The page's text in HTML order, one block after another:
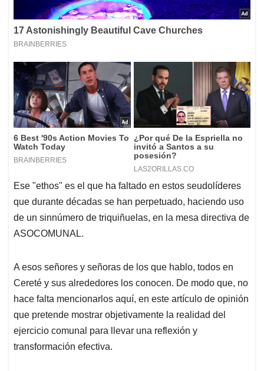
Ese "ethos" es el que ha faltado en estos seudolíderes
que durante décadas se han perpetuado, haciendo uso
de un sinnúmero de triquiñuelas, en la mesa directiva de
ASOCOMUNAL.
A esos señores y señoras de los que hablo, todos en
Cereté y sus alrededores los conocen. De modo que, no
hace falta mencionarlos aquí, en este artículo de opinión
que pretende mostrar objetivamente la realidad del
ejercicio comunal para llevar una reflexión y
transformación efectiva.